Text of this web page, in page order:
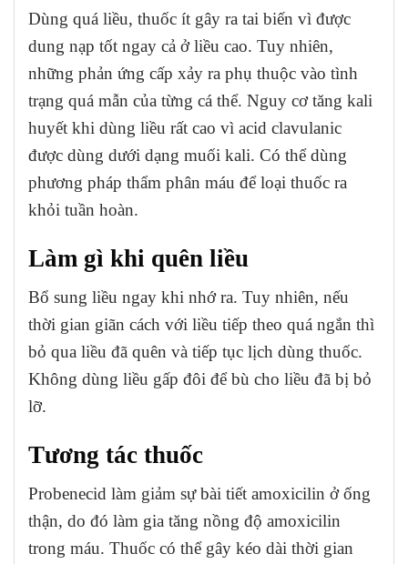
Dùng quá liều, thuốc ít gây ra tai biến vì được
dung nạp tốt ngay cả ở liều cao. Tuy nhiên,
những phản ứng cấp xảy ra phụ thuộc vào tình
trạng quá mẫn của từng cá thể. Nguy cơ tăng kali
huyết khi dùng liều rất cao vì acid clavulanic
được dùng dưới dạng muối kali. Có thể dùng
phương pháp thẩm phân máu để loại thuốc ra
khỏi tuần hoàn.
Làm gì khi quên liều
Bổ sung liều ngay khi nhớ ra. Tuy nhiên, nếu
thời gian giãn cách với liều tiếp theo quá ngắn thì
bỏ qua liều đã quên và tiếp tục lịch dùng thuốc.
Không dùng liều gấp đôi để bù cho liều đã bị bỏ
lỡ.
Tương tác thuốc
Probenecid làm giảm sự bài tiết amoxicilin ở ống
thận, do đó làm gia tăng nồng độ amoxicilin
trong máu. Thuốc có thể gây kéo dài thời gian